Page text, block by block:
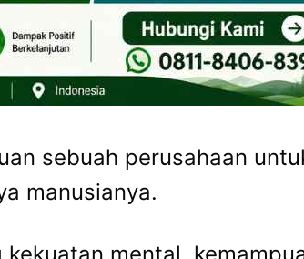
sebuah perusahaan
manusianya.